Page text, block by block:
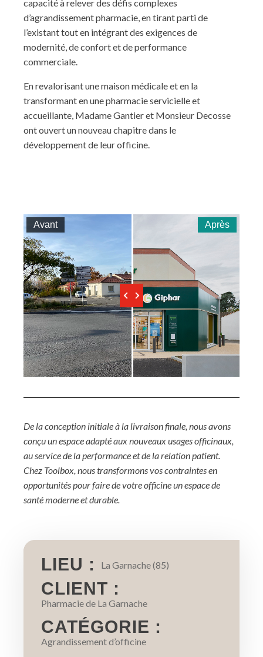
capacité à relever des défis complexes
d’agrandissement pharmacie, en tirant parti de
l’existant tout en intégrant des exigences de
modernité, de confort et de performance
commerciale.
En revalorisant une maison médicale et en la
transformant en une pharmacie servicielle et
accueillante, Madame Gantier et Monsieur Decosse
ont ouvert un nouveau chapitre dans le
développement de leur officine.
Avant Après
De la conception initiale à la livraison finale, nous avons
conçu un espace adapté aux nouveaux usages officinaux,
au service de la performance et de la relation patient.
Chez Toolbox, nous transformons vos contraintes en
opportunités pour faire de votre officine un espace de
santé moderne et durable.
LIEU : La Garnache (85)
CLIENT :
Pharmacie de La Garnache
CATÉGORIE :
Agrandissement d’officine